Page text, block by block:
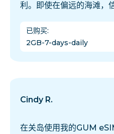
利。即使在偏远的海滩，
已购买:
2GB-7-days-daily
Cindy R.
在关岛使用我的GUM